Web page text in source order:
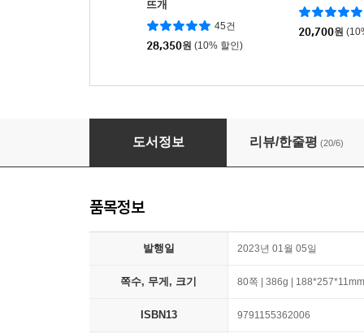
뜨개
45건
28,350원 (10% 할인)
20,700원
유러피안 스타일 옷
도서정보 리뷰/한줄평 (20/6)
품목정보
발행일 2023년 01월 05일
쪽수, 무게, 크기 80쪽 | 386g | 188*257*11mm
ISBN13 9791155362006